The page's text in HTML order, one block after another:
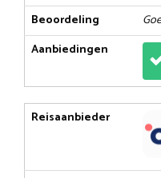
Beoordeling
Aanbiedingen
Reisaanbieder